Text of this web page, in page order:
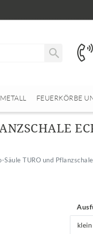
FEUERKÖRBE
Säule TURO und